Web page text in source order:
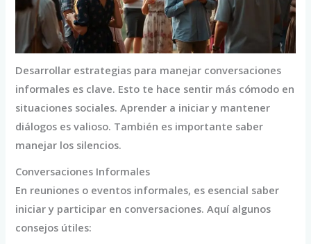
Desarrollar estrategias para manejar conversaciones
informales es clave. Esto te hace sentir más cómodo en
situaciones sociales. Aprender a iniciar y mantener
diálogos es valioso. También es importante saber
manejar los silencios.
Conversaciones Informales
En reuniones o eventos informales, es esencial saber
iniciar y participar en conversaciones. Aquí algunos
consejos útiles: